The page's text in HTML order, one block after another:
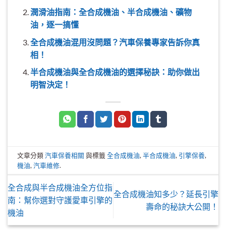
潤滑油指南：全合成機油、半合成機油、礦物
油，逐一搞懂
全合成機油混用沒問題？汽車保養專家告訴你真
相！
半合成機油與全合成機油的選擇秘訣：助你做出
明智決定！
文章分類汽車保養相關 與標籤全合成機油,半合成機油, 引擎保養,
機油,汽車維修.
全合成與半合成機油全方位指
南：幫你選對守護愛車引擎的
機油
全合成機油知多少？延長引擎
壽命的秘訣大公開！